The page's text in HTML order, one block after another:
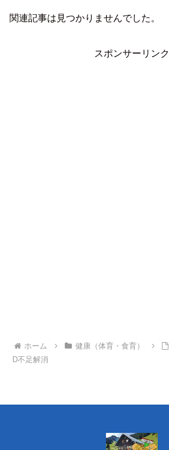
関連記事は見つかりませんでした。
スポンサーリンク
ホーム 健康（体育・食育）
D不足解消